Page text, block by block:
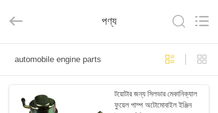
পণ্য
Export
Reserved.
পণ্য
automobile engine parts
টয়োটার জন্য সিলভার মেকানিক্যাল
ফুয়েল পাম্প অটোমোবাইল ইঞ্জিন